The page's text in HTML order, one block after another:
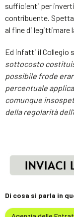
sufficienti per
contribuente.
al fine di legittimare
Ed infatti il Collegio
sottocosto
possibile frode
percentuale
comunque
della regolarità
Di cosa si parla in